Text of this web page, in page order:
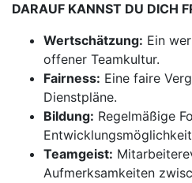
DARAUF KANNST DU DICH
Wertschätzung: Ein
offener Teamkultur.
Fairness: Eine faire
Dienstpläne.
Bildung: Regelmäßige
Teamgeist:
Aufmerksamkeiten